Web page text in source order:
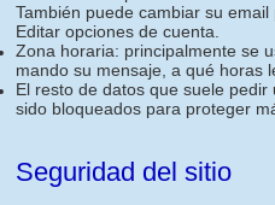
También puede cambiar su
Editar opciones de cuenta.
Zona horaria: principalmente se
mando su mensaje, a qué horas
El resto de datos que suele
sido bloqueados para proteger
Seguridad del sitio